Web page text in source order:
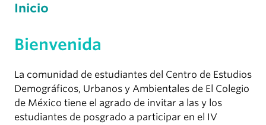
Inicio
Bienvenida
La comunidad de estudiantes del Centro de Estudios
Demográficos, Urbanos y Ambientales de El Colegio
de México tiene el agrado de invitar a las y los
estudiantes de posgrado a participar en el IV